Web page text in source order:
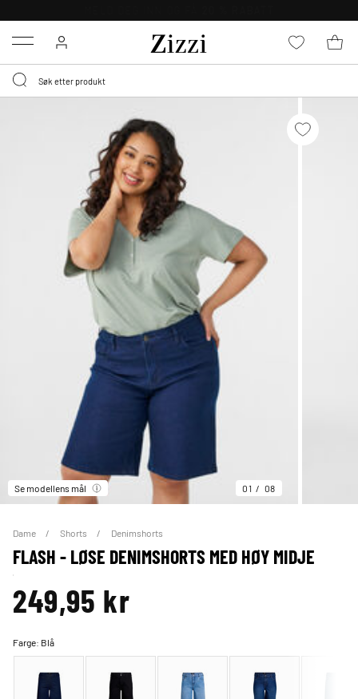
Menu
Se modellens mål 01 08
Dame Shorts Denimshorts
FLASH - LØSE DENIMSHORTS MED HØY MIDJE
249,95 kr
Farge: Blå